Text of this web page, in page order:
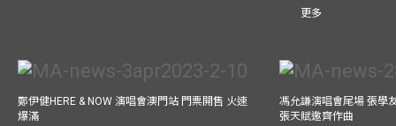
更多
鄭伊健HERE & NOW 演唱會澳門站 門票開售 火速
爆滿
馮允謙演唱會尾場 張學
張天賦邀齊作曲